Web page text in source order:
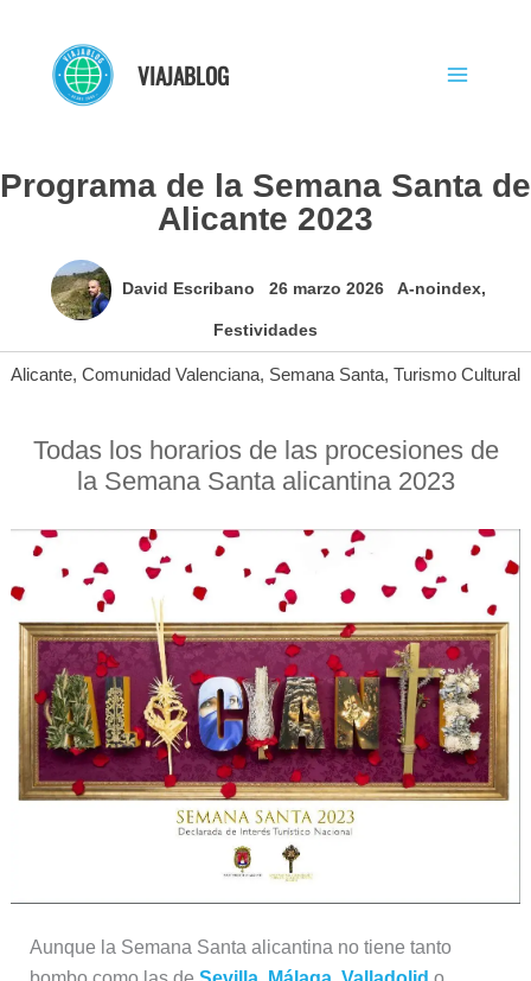
contenido
VIAJABLOG
Programa de la Semana Santa de
Alicante 2023
David Escribano 26 marzo 2026 A-noindex,
Festividades
Alicante, Comunidad Valenciana, Semana Santa, Turismo Cultural
Todas los horarios de las procesiones de
la Semana Santa alicantina 2023
Aunque la Semana Santa alicantina no tiene tanto